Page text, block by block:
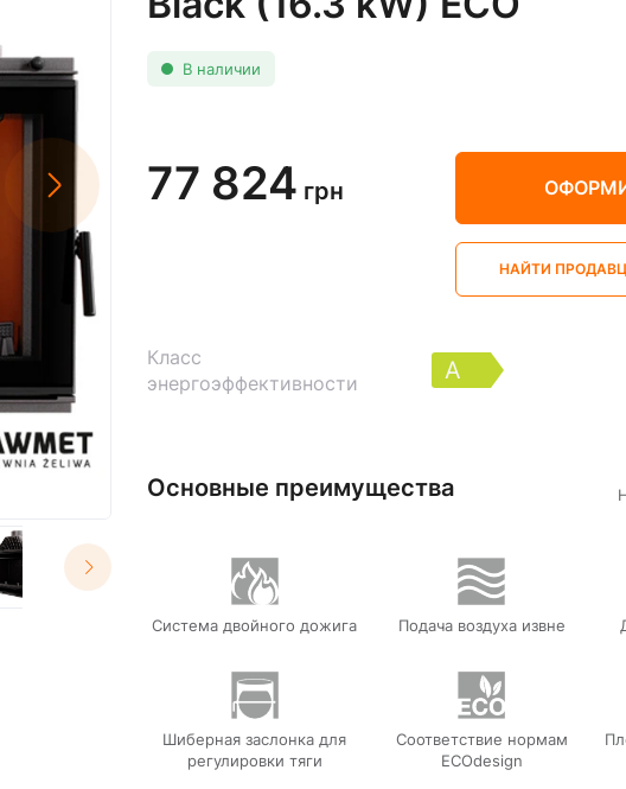
В наличии
77 824 грн
НАЙТИ
Класс
энергоэффективности
A
Основные преимущества
Система двойного дожига Подача воздуха извне
Шиберная заслонка для
регулировки тяги
Соответствие нормам
ECOdesign